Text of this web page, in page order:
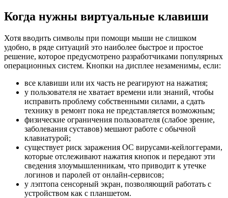
Когда нужны виртуальные клавиши
Хотя вводить символы при помощи мыши не слишком
удобно, в ряде ситуаций это наиболее быстрое и простое
решение, которое предусмотрено разработчиками популярных
операционных систем. Кнопки на дисплее незаменимы, если:
все клавиши или их часть не реагируют на нажатия;
у пользователя не хватает времени или знаний, чтобы
исправить проблему собственными силами, а сдать
технику в ремонт пока не представляется возможным;
физические ограничения пользователя (слабое зрение,
заболевания суставов) мешают работе с обычной
клавиатурой;
существует риск заражения ОС вирусами-кейлоггерами,
которые отслеживают нажатия кнопок и передают эти
сведения злоумышленникам, что приводит к утечке
логинов и паролей от онлайн-сервисов;
у лэптопа сенсорный экран, позволяющий работать с
устройством как с планшетом.